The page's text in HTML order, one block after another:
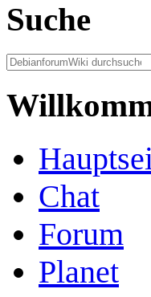
Suche
Chat
Forum
Planet